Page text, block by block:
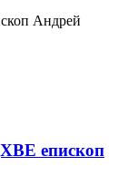
Андрей
епископ